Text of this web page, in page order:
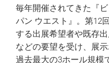
毎年開催されてきた『
パン ウエスト』。第12
する出展希望者や既存
などの要望を受け、展
過去最大の3ホール規模